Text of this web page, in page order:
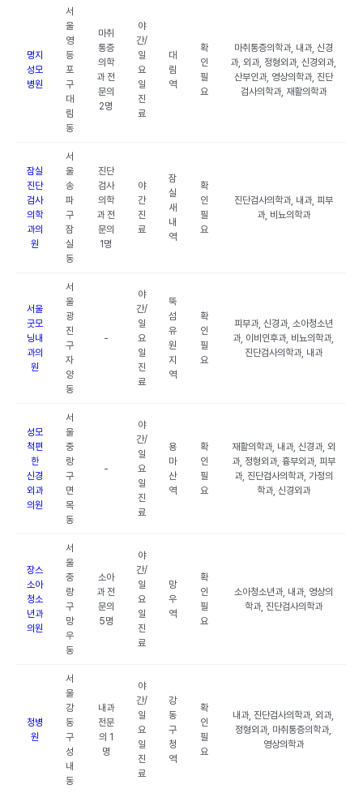
명지
성모
병원
서
울
영
등
포
구
대
림
동
마취
통증
의학
과 전
문의
2명
야
간/
일
요
일
진
료
대
림
역
확
인
필
요
마취통증의학과, 내과, 신경
과, 외과, 정형외과, 신경외과,
산부인과, 영상의학과, 진단
검사의학과, 재활의학과
잠실
진단
검사
의학
과의
원
서
울
송
파
구
잠
실
동
진단
검사
의학
과 전
문의
1명
야
간
진
료
잠
실
새
내
역
확
인
필
요
진단검사의학과, 내과, 피부
과, 비뇨의학과
서울
굿모
닝내
과의
원
서
울
광
진
구
자
양
동
-
야
간/
일
요
일
진
료
뚝
섬
유
원
지
역
확
인
필
요
피부과, 신경과, 소아청소년
과, 이비인후과, 비뇨의학과,
진단검사의학과, 내과
성모
척편
한
신경
외과
의원
서
울
중
랑
구
면
목
동
-
야
간/
일
요
일
진
료
용
마
산
역
확
인
필
요
재활의학과, 내과, 신경과, 외
과, 정형외과, 흉부외과, 피부
과, 진단검사의학과, 가정의
학과, 신경외과
장스
소아
청소
년과
의원
서
울
중
랑
구
망
우
동
소아
과 전
문의
5명
야
간/
일
요
일
진
료
망
우
역
확
인
필
요
소아청소년과, 내과, 영상의
학과, 진단검사의학과
청병
원
서
울
강
동
구
성
내
동
내과
전문
의 1
명
야
간/
일
요
일
진
료
강
동
구
청
역
확
인
필
요
내과, 진단검사의학과, 외과,
정형외과, 마취통증의학과,
영상의학과